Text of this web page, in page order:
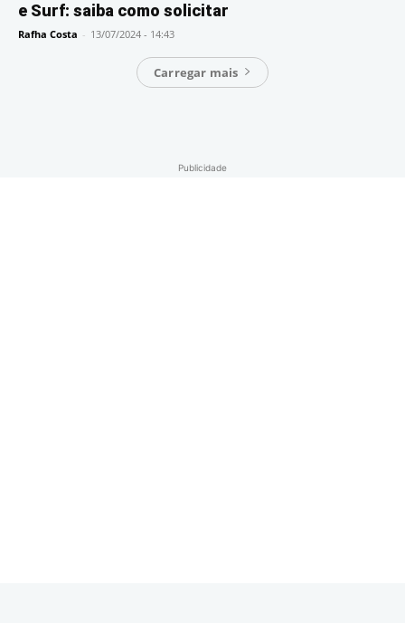
e Surf: saiba como solicitar
Rafha Costa - 13/07/2024 - 14:43
Carregar mais
Publicidade